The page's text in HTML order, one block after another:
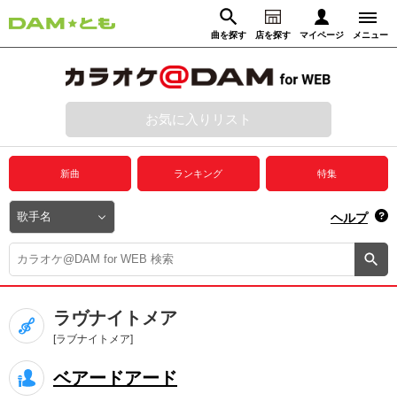
曲を探す 店を探す マイページ メニュー
動画からさがす 録音からさがす
ログイン
プレミアムサービス
DAM★とも動画
DAM★とも録音
カラオケ＠DAM
ユーザー検索
キャンペーン
お気に入りリスト
新曲 ランキング 特集
ヘルプ
ラヴナイトメア
[ラブナイトメア]
ベアードアード